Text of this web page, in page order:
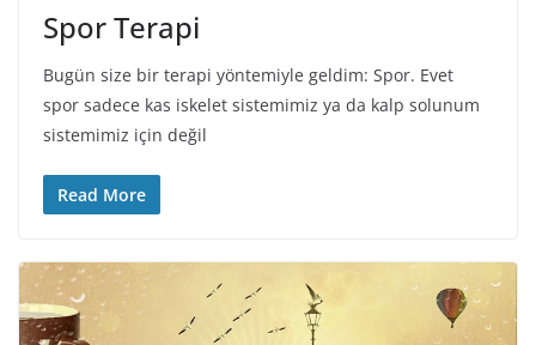
Spor Terapi
Bugün size bir terapi yöntemiyle geldim: Spor. Evet
spor sadece kas iskelet sistemimiz ya da kalp solunum
sistemimiz için değil
Read More